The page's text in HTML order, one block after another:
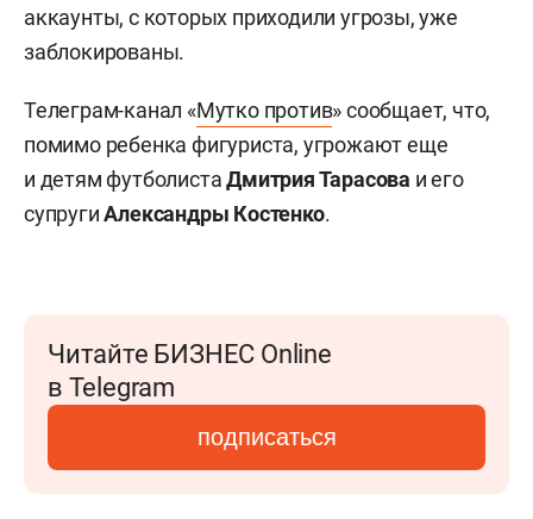
аккаунты, с которых приходили угрозы, уже
заблокированы.
Телеграм-канал «Мутко против» сообщает, что,
помимо ребенка фигуриста, угрожают еще
и детям футболистаДмитрия Тарасова и его
супругиАлександры Костенко.
Читайте БИЗНЕС Online
в Telegram
подписаться